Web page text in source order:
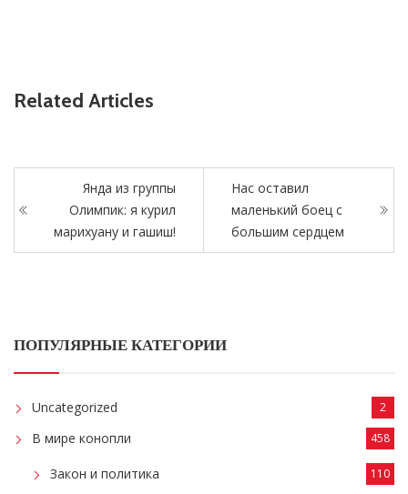
Related Articles
Янда из группы
Олимпик: я курил
марихуану и гашиш!
Нас оставил
маленький боец ​​с
большим сердцем
ПОПУЛЯРНЫЕ КАТЕГОРИИ
Uncategorized 2
В мире конопли 458
Закон и политика 110